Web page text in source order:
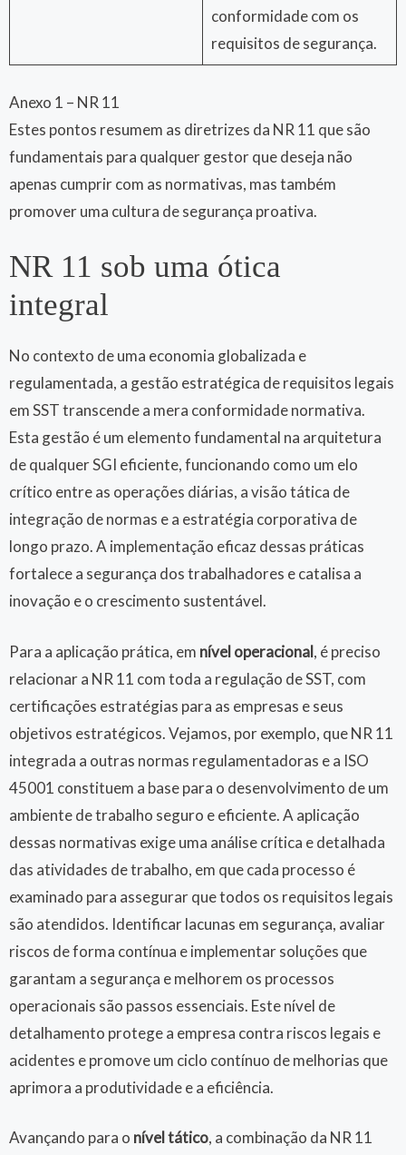
conformidade com os
requisitos de segurança.
Anexo 1 – NR 11
Estes pontos resumem as diretrizes da NR 11 que são
fundamentais para qualquer gestor que deseja não
apenas cumprir com as normativas, mas também
promover uma cultura de segurança proativa.
NR 11 sob uma ótica
integral
No contexto de uma economia globalizada e
regulamentada, a gestão estratégica de requisitos legais
em SST transcende a mera conformidade normativa.
Esta gestão é um elemento fundamental na arquitetura
de qualquer SGI eficiente, funcionando como um elo
crítico entre as operações diárias, a visão tática de
integração de normas e a estratégia corporativa de
longo prazo. A implementação eficaz dessas práticas
fortalece a segurança dos trabalhadores e catalisa a
inovação e o crescimento sustentável.
Para a aplicação prática, em nível operacional, é preciso
relacionar a NR 11 com toda a regulação de SST, com
certificações estratégias para as empresas e seus
objetivos estratégicos. Vejamos, por exemplo, que NR 11
integrada a outras normas regulamentadoras e a ISO
45001 constituem a base para o desenvolvimento de um
ambiente de trabalho seguro e eficiente. A aplicação
dessas normativas exige uma análise crítica e detalhada
das atividades de trabalho, em que cada processo é
examinado para assegurar que todos os requisitos legais
são atendidos. Identificar lacunas em segurança, avaliar
riscos de forma contínua e implementar soluções que
garantam a segurança e melhorem os processos
operacionais são passos essenciais. Este nível de
detalhamento protege a empresa contra riscos legais e
acidentes e promove um ciclo contínuo de melhorias que
aprimora a produtividade e a eficiência.
Avançando para o nível tático, a combinação da NR 11